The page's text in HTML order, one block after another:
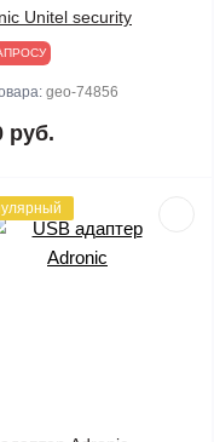
Unitel security
geo-74856
руб.